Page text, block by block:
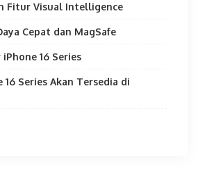
Fitur Visual Intelligence
Cepat dan MagSafe
16 Series
16 Series Akan Tersedia di